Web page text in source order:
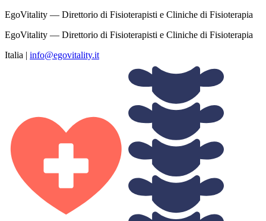
EgoVitality — Direttorio di Fisioterapisti e Cliniche di Fisioterapia
EgoVitality — Direttorio di Fisioterapisti e Cliniche di Fisioterapia
Italia | info@egovitality.it